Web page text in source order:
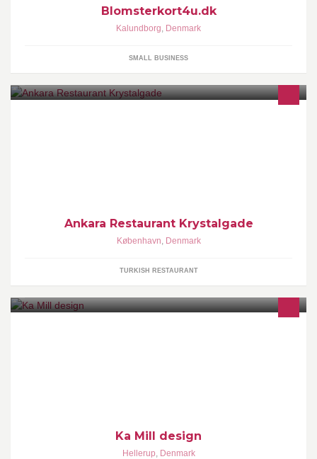
Blomsterkort4u.dk
Kalundborg, Denmark
SMALL BUSINESS
Ankara Restaurant Krystalgade
København, Denmark
TURKISH RESTAURANT
Ka Mill design
Hellerup, Denmark